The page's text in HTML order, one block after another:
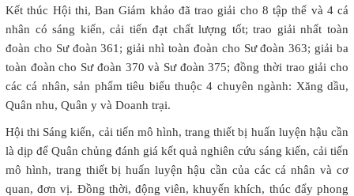
Kết thúc Hội thi, Ban Giám khảo đã trao giải cho 8 tập thể và 4 cá
nhân có sáng kiến, cải tiến đạt chất lượng tốt; trao giải nhất toàn
đoàn cho Sư đoàn 361; giải nhì toàn đoàn cho Sư đoàn 363; giải ba
toàn đoàn cho Sư đoàn 370 và Sư đoàn 375; đồng thời trao giải cho
các cá nhân, sản phẩm tiêu biểu thuộc 4 chuyên ngành: Xăng dầu,
Quân nhu, Quân y và Doanh trại.
Hội thi Sáng kiến, cải tiến mô hình, trang thiết bị huấn luyện hậu cần
là dịp để Quân chủng đánh giá kết quả nghiên cứu sáng kiến, cải tiến
mô hình, trang thiết bị huấn luyện hậu cần của các cá nhân và cơ
quan, đơn vị. Đồng thời, động viên, khuyến khích, thúc đẩy phong